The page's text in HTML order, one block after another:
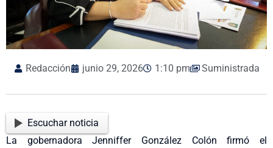
Redacción junio 29, 2026 1:10 pm Suministrada
Escuchar noticia
La gobernadora Jenniffer González Colón firmó el